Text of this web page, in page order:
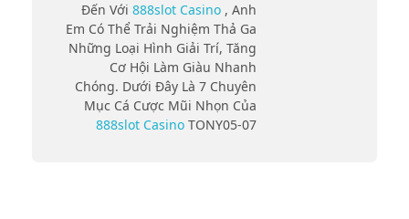
Đến Với 888slot Casino , Anh
Em Có Thể Trải Nghiệm Thả Ga
Những Loại Hình Giải Trí, Tăng
Cơ Hội Làm Giàu Nhanh
Chóng. Dưới Đây Là 7 Chuyên
Mục Cá Cược Mũi Nhọn Của
888slot Casino TONY05-07